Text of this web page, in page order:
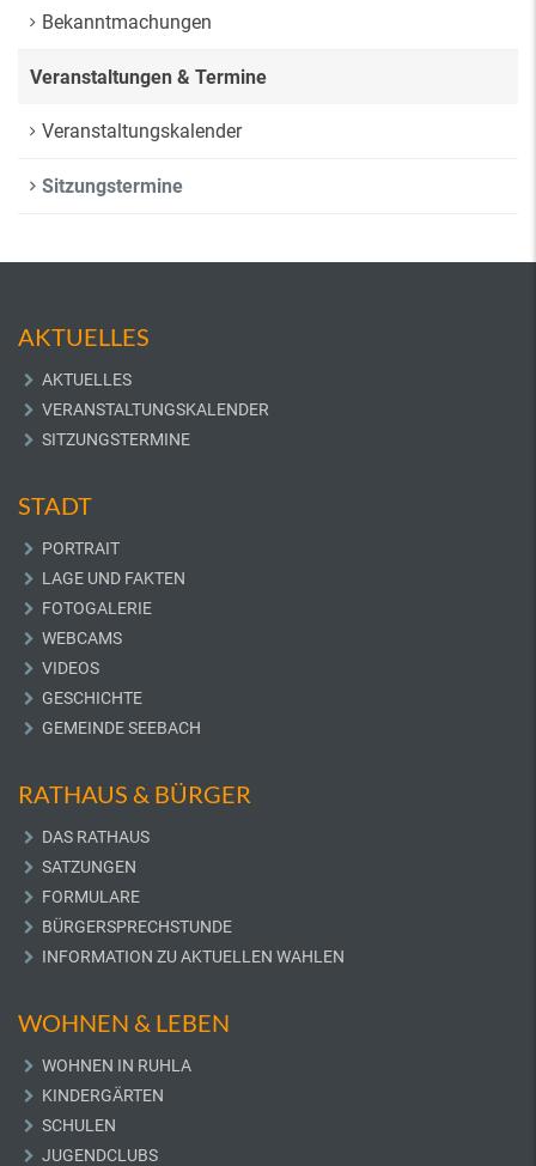
Bekanntmachungen
Veranstaltungen & Termine
Veranstaltungskalender
Sitzungstermine
AKTUELLES
AKTUELLES
VERANSTALTUNGSKALENDER
SITZUNGSTERMINE
STADT
PORTRAIT
LAGE UND FAKTEN
FOTOGALERIE
WEBCAMS
VIDEOS
GESCHICHTE
GEMEINDE SEEBACH
RATHAUS & BÜRGER
DAS RATHAUS
SATZUNGEN
FORMULARE
BÜRGERSPRECHSTUNDE
INFORMATION ZU AKTUELLEN WAHLEN
WOHNEN & LEBEN
WOHNEN IN RUHLA
KINDERGÄRTEN
SCHULEN
JUGENDCLUBS